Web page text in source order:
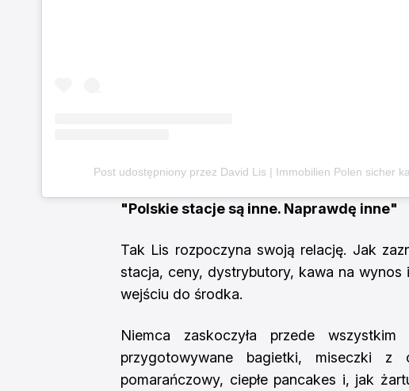
Post udostępniony przez David Lis | Immobilien Polen sicher
"Polskie stacje są inne. Naprawdę inne"
Tak Lis rozpoczyna swoją relację. Jak
stacja, ceny, dystrybutory, kawa na wynos
wejściu do środka.
Niemca zaskoczyła przede
przygotowywane bagietki, miseczki z
pomarańczowy, ciepłe pancakes i, jak